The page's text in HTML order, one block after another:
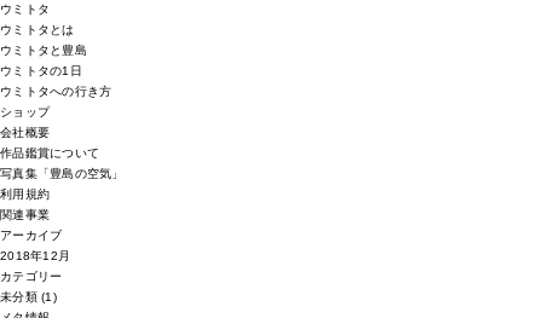
ウミトタ
ウミトタとは
ウミトタと豊島
ウミトタの1日
ウミトタへの行き方
ショップ
会社概要
作品鑑賞について
写真集「豊島の空気」
利用規約
関連事業
アーカイブ
2018年12月
カテゴリー
未分類(1)